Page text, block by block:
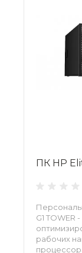
ПК HP
G1
рабочих